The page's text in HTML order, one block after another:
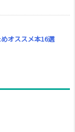
オススメ本16選